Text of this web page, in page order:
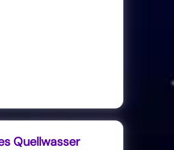
Quellwasser